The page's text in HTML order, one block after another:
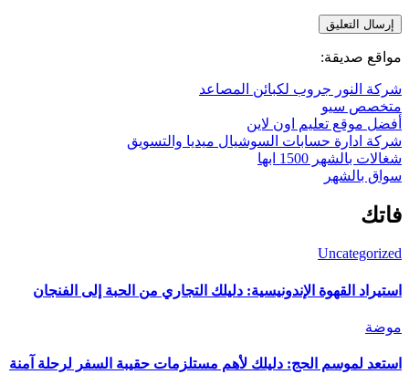
مواقع صديقة:
شركة النور جروب لكبائن المصاعد
متخصص سيو
أفضل موقع تعليم اون لاين
شركة ادارة حسابات السوشيال ميديا والتسويق
شغالات بالشهر 1500 ابها
سواق بالشهر
فاتك
Uncategorized
استيراد القهوة الإندونيسية: دليلك التجاري من الحبة إلى الفنجان
موضة
استعد لموسم الحج: دليلك لأهم مستلزمات حقيبة السفر لرحلة آمنة